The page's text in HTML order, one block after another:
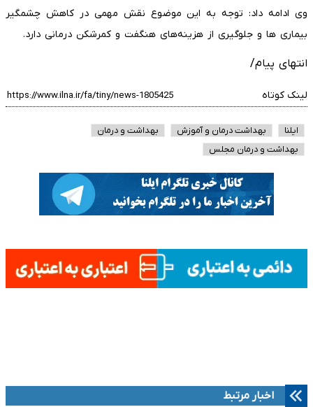
وی ادامه داد: توجه به این موضوع نقش مهمی در کاهش چشمگیر
بیماری ها و جلوگیری از هزینه‌های هنگفت و کمرشکن درمانی دارد.
انتهای پیام/
لینک کوتاه
ایلنا بهداشت درمان و آموزش
بهداشت و درمان
بهداشت و درمان مجلس
اخبار مرتبط